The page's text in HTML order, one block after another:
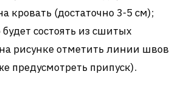
кровать (достаточно 3-5 см);
состоять из сшитых
рисунке отметить линии швов
предусмотреть припуск).